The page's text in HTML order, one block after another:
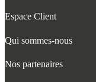
Espace Client
Qui sommes-nous
Nos partenaires